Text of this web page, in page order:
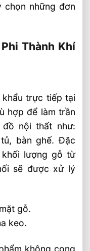
chọn những đơn
Thành Khí
khẩu trực tiếp tại
hợp để làm trần
nội thất như:
bàn ghế. Đặc
lượng gỗ từ
sẽ được xử lý
gỗ.
keo.
không cong